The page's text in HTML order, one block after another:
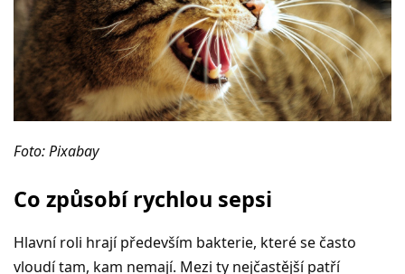
Foto: Pixabay
Co způsobí rychlou sepsi
Hlavní roli hrají především bakterie, které se často
vloudí tam, kam nemají. Mezi ty nejčastější patří